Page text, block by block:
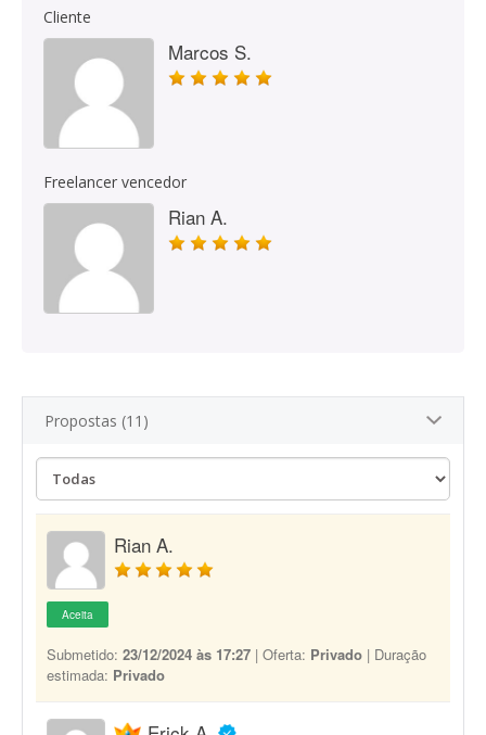
Cliente
Marcos S.
Freelancer vencedor
Rian A.
Propostas (11)
Rian A.
Aceita
Submetido: 23/12/2024 às 17:27 | Oferta: Privado | Duração
estimada: Privado